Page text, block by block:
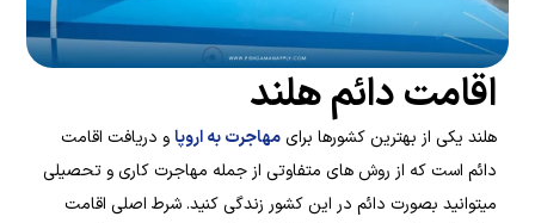
اقامت دائم هلند
هلند یکی از بهترین کشورها برایمهاجرت به اروپاو دریافت اقامت
دائم است که از روش های متفاوتی از جمله مهاجرت کاری و تحصیلی
میتوانید بصورت دائم در این کشور زندگی کنید. شرط اصلی اقامت